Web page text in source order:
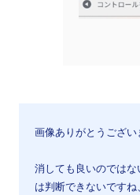
画像ありがとうござい
消しても良いのでは
は判断できないですね